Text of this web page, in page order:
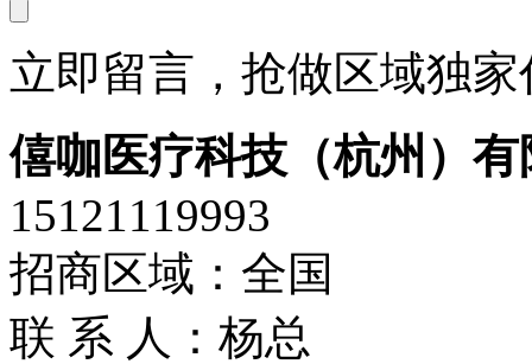
立即留言，抢做区域独
僖咖医疗科技（杭州）有
15121119993
招商区域：全国
联 系 人：杨总